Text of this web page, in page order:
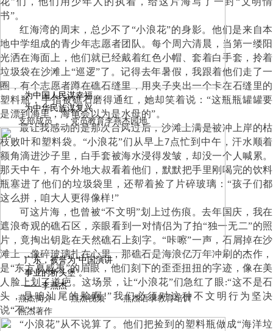
为中国人民谋幸福
为中华民族谋复兴
支部成员
党员教育李燕杰园地
广东，被誉为“中国演讲
事业的桥头堡”。
——李燕杰
燕杰简介
燕杰视频
燕杰语录
燕杰著作
教育培训
书”。
红海湾的周末，总少不了“小浪花”的身影。他们是来自本
地中学组成的青少年志愿者团队。每个周六清晨，当第一缕阳
光洒在海面上，他们就已经戴着红色小帽、套着白手套，拎着
垃圾袋在沙滩上“巡逻”了。记得去年暑假，我跟着他们走了一
圈，有个志愿者蹲在礁石缝里，用夹子夹出一个卡在石缝里的
塑料瓶，手指被礁石磨得通红，她却笑着说： “这瓶瓶罐罐要
是漂到海里，海龟会以为是水母的”。
最让我感动的是那次台风过后，沙滩上满是被冲上岸的枯
枝败叶和塑料袋。 “小浪花”们从早上7点忙到中午，汗水顺着
额角滴进沙子里，白手套被海水浸得发皱，却没一个人喊累。
那天中午，有个外地大叔看着他们，默默把手里刚喝完的饮料
瓶塞进了他们的垃圾袋里，还帮着捡了片碎玻璃：“孩子们都
这么拼，咱大人更得像样!”
可这片海，也曾被“不文明”划上过伤痕。去年国庆，我在
遮浪奇观的礁石区，亲眼看到一对情侣为了拍“独一无二”的照
片，竟掏出钥匙在天然礁石上刻字。“咔嚓”一声，石屑掉在沙
滩上，像碎玻璃扎在心里，那礁石是海浪亿万年冲刷的杰作，
是“东方夏威夷”的眉眼，他们刻下的歪歪扭扭的字迹，像在美
人脸上划了道疤。这场景，让“小浪花”们急红了眼:“这不是石
头，是咱汕尾的脸啊!”我们必须对这种不文明行为坚决
说“不”！
“小浪花”从不说算了。他们把捡到的塑料瓶做成“海洋垃